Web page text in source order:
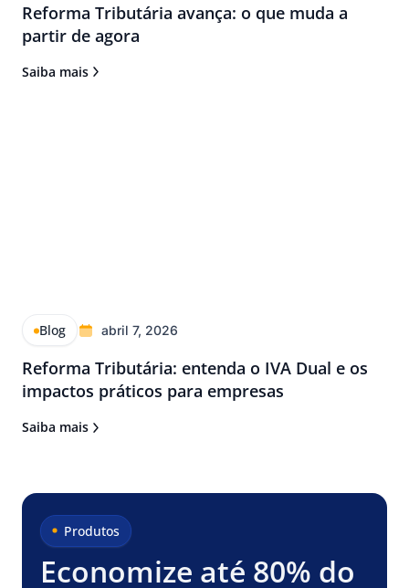
Reforma Tributária avança: o que muda a
partir de agora
Saiba mais
Blog abril 7, 2026
Reforma Tributária: entenda o IVA Dual e os
impactos práticos para empresas
Saiba mais
Produtos
Economize até 80% do